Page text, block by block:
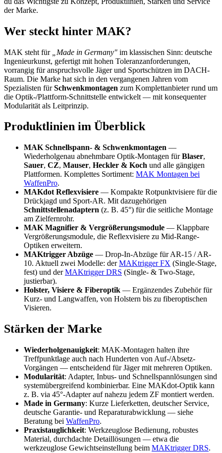
der Marke.
Wer steckt hinter MAK?
MAK steht für „Made in Germany" im klassischen Sinn: deutsche
Ingenieurkunst, gefertigt mit hohen Toleranzanforderungen,
vorrangig für anspruchsvolle Jäger und Sportschützen im DACH-
Raum. Die Marke hat sich in den vergangenen Jahren vom
Spezialisten fürSchwenkmontagen zum Komplettanbieter rund um
die Optik-/Plattform-Schnittstelle entwickelt — mit konsequenter
Modularität als Leitprinzip.
Produktlinien im Überblick
MAK Schnellspann- & Schwenkmontagen —
Wiederholgenau abnehmbare Optik-Montagen fürBlaser,
Sauer, CZ, Mauser, Heckler & Koch und alle gängigen
Plattformen. Komplettes Sortiment: MAK Montagen bei
WaffenPro.
MAKdot Reflexvisiere — Kompakte Rotpunktvisiere für die
Drückjagd und Sport-AR. Mit dazugehörigen
Schnittstellenadaptern (z. B. 45°) für die seitliche Montage
am Zielfernrohr.
MAK Magnifier & Vergrößerungsmodule — Klappbare
Vergrößerungsmodule, die Reflexvisiere zu Mid-Range-
Optiken erweitern.
MAKtrigger Abzüge — Drop-In-Abzüge für AR-15 / AR-
10. Aktuell zwei Modelle: derMAKtrigger FX (Single-Stage,
fest) und derMAKtrigger DRS (Single- & Two-Stage,
justierbar).
Holster, Visiere & Fiberoptik — Ergänzendes Zubehör für
Kurz- und Langwaffen, von Holstern bis zu fiberoptischen
Visieren.
Stärken der Marke
Wiederholgenauigkeit: MAK-Montagen halten ihre
Treffpunktlage auch nach Hunderten von Auf-/Absetz-
Vorgängen — entscheidend für Jäger mit mehreren Optiken.
Modularität: Adapter, Inbus- und Schnellspannlösungen sind
systemübergreifend kombinierbar. Eine MAKdot-Optik kann
z. B. via 45°-Adapter auf nahezu jedem ZF montiert werden.
Made in Germany: Kurze Lieferketten, deutscher Service,
deutsche Garantie- und Reparaturabwicklung — siehe
Beratung bei WaffenPro.
Praxistauglichkeit: Werkzeuglose Bedienung, robustes
Material, durchdachte Detaillösungen — etwa die
werkzeuglose Gewichtseinstellung beim MAKtrigger DRS.